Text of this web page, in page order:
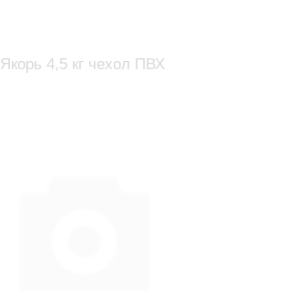
Якорь 4,5 кг чехол ПВХ